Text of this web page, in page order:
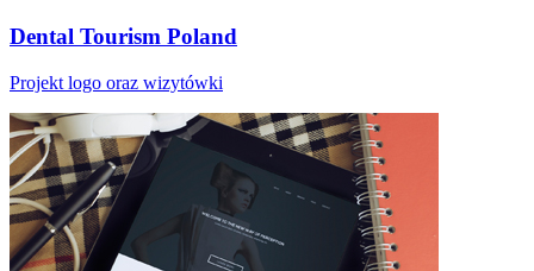
Dental Tourism Poland
Projekt logo oraz wizytówki